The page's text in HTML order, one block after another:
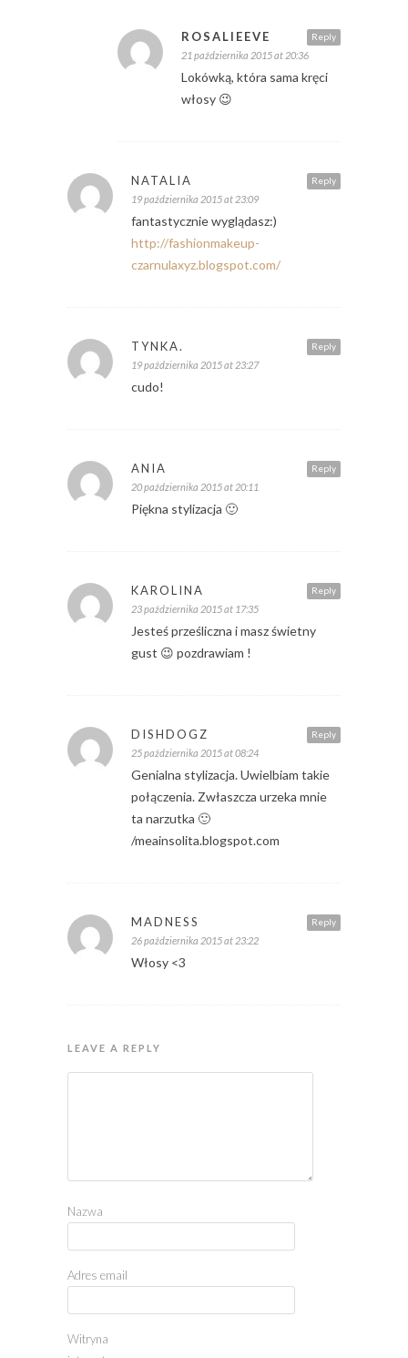
Reply
ROSALIEEVE
21 października 2015 at 20:36
Lokówką, która sama kręci
włosy 😉
Reply
NATALIA
19 października 2015 at 23:09
fantastycznie wyglądasz:)
http://fashionmakeup-
czarnulaxyz.blogspot.com/
Reply
TYNKA.
19 października 2015 at 23:27
cudo!
Reply
ANIA
20 października 2015 at 20:11
Piękna stylizacja 🙂
Reply
KAROLINA
23 października 2015 at 17:35
Jesteś prześliczna i masz świetny
gust 😉 pozdrawiam !
Reply
DISHDOGZ
25 października 2015 at 08:24
Genialna stylizacja. Uwielbiam takie
połączenia. Zwłaszcza urzeka mnie
ta narzutka 🙂
/meainsolita.blogspot.com
Reply
MADNESS
26 października 2015 at 23:22
Włosy <3
LEAVE A REPLY
Nazwa
Adres email
Witryna